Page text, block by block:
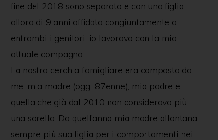
fine del 2018 sono separato e con una figlia
allora di 9 anni affidata congiuntamente a
entrambi i genitori, io lavoravo con la mia
attuale compagna.
La nostra cerchia famigliare era composta da
me, mia madre (oggi 87enne), mio padre e
quella che già dal 2010 non consideravo più
una sorella. Da quell’anno mia madre allontana
sempre più sua figlia per i comportamenti nei